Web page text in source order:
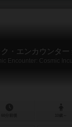
ク・エンカウンター
Encounter: Cosmic